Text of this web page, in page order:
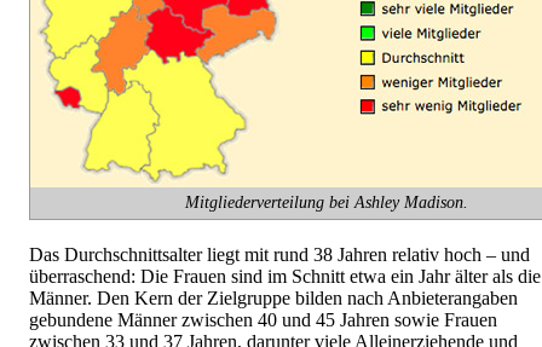
Mitgliederverteilung bei Ashley Madison.
Das Durchschnittsalter liegt mit rund 38 Jahren relativ hoch – und
überraschend: Die Frauen sind im Schnitt etwa ein Jahr älter als die
Männer. Den Kern der Zielgruppe bilden nach Anbieterangaben
gebundene Männer zwischen 40 und 45 Jahren sowie Frauen
zwischen 33 und 37 Jahren, darunter viele Alleinerziehende und